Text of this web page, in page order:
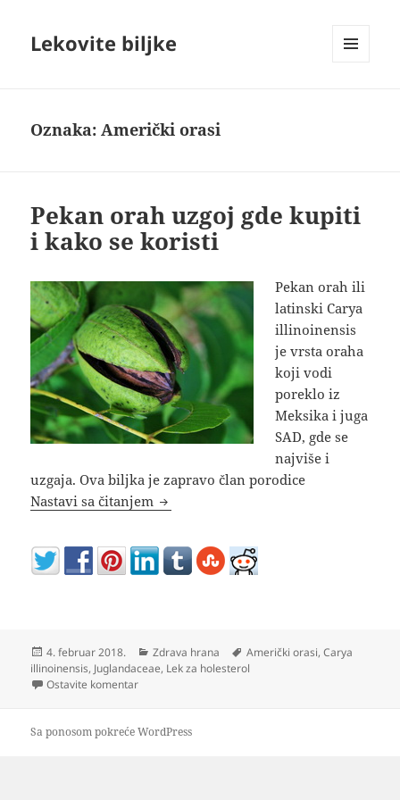
Lekovite biljke
Oznaka:Američki orasi
Pekan orah uzgoj gde kupiti
i kako se koristi
Pekan orah ili
latinski Carya
illinoinensis
je vrsta oraha
koji vodi
poreklo iz
Meksika i juga
SAD, gde se
najviše i
uzgaja. Ova biljka je zapravo član porodice
Nastavi sa čitanjem Pekan orah uzgoj gde kupiti i kako
Objavljeno
4. februar 2018. Kategorije
Zdrava hrana Oznake
Američki orasi,Carya
illinoinensis, Juglandaceae, Lek za holesterol
Ostavite komentarna Pekan orah uzgoj gde kupiti i kako se koristi
Sa ponosom pokreće WordPress